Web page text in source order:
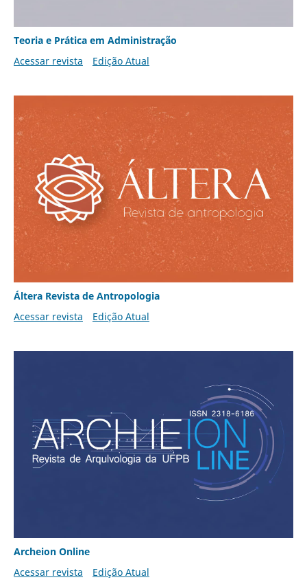
Teoria e Prática em Administração
Acessar revista
Edição Atual
Áltera Revista de Antropologia
Acessar revista
Edição Atual
Archeion Online
Acessar revista
Edição Atual